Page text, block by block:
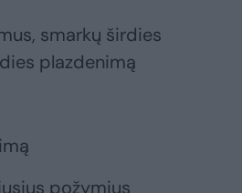
smarkų širdies
plazdenimą
požymius